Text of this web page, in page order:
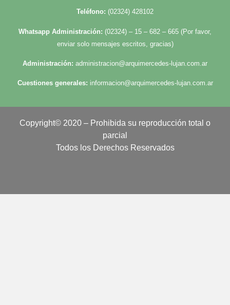
Te léfono: (02324) 428102
Whatsapp Administración: (02324) – 15 – 682 – 665 (Por favor,
enviar solo mensajes escritos, gracias)
Administración: administracion@arquimercedes-lujan.com.ar
Cuestiones generales: informacion@arquimercedes-lujan.com.ar
Copyright© 2020 – Prohibida su reproducción total o
parcial
Todos los Derechos Reservados